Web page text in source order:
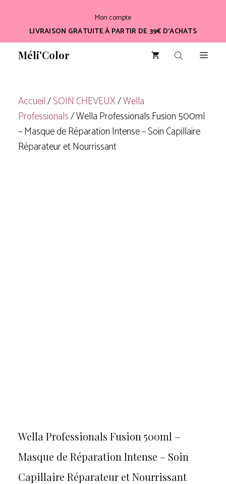
contenu
Mon compte
LIVRAISON GRATUITE À PARTIR DE 39€ D’ACHATS
Méli'Color
Accueil/SOIN CHEVEUX/Wella
Professionals/ Wella Professionals Fusion 500ml
– Masque de Réparation Intense – Soin Capillaire
Réparateur et Nourrissant
Wella Professionals Fusion 500ml –
Masque de Réparation Intense – Soin
Capillaire Réparateur et Nourrissant